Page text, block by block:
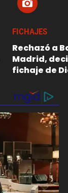
FICHAJES
Rechazó a
Madrid,
fichaje de